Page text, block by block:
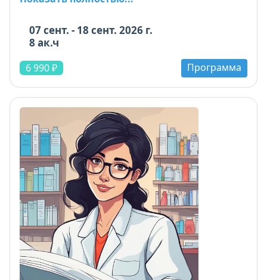
Россаккредитации.
Особое внимание уделено валидации
расчётных формул, оценке влияния отбора
проб на неопределённость, особенностям
расчёта неопределённости градуировочных
вариативности качественных и описательных
показателей. Вы освоите правила оформления
записей, научитесь проводить повторную
верификацию и валидацию, утверждать
характеристики методик и организовывать
контроль достоверности результатов.
Программа включает практическую работу: вы
подготовите расчёт неопределённости по
реальной методике и получите шаблоны для
использования в своей лаборатории.
07 сент. - 18 сент. 2026 г.
8 ак.ч
6 990 ₽ Программа